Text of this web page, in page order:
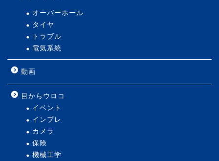
オーバーホール
タイヤ
トラブル
電気系統
動画
目からウロコ
イベント
インプレ
カメラ
保険
機械工学